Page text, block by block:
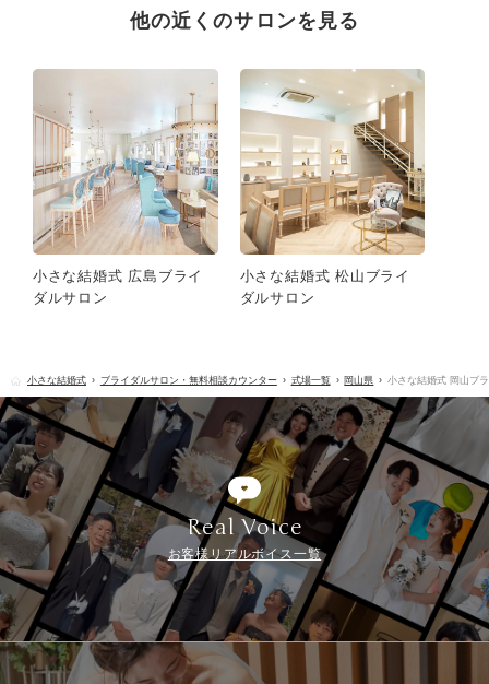
他の近くのサロンを見る
小さな結婚式 広島ブライ
ダルサロン
小さな結婚式 松山ブライ
ダルサロン
小さな結婚式 ブライダルサロン・無料相談カウンター 式場一覧 岡山県 小さな結婚式 岡山ブ
Real Voice
お客様リアルボイス一覧